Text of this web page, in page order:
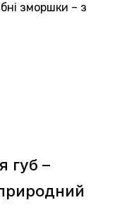
зморшки – з
губ –